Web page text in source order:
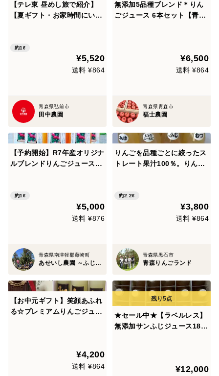
【テレ東 昼めし旅で紹介】
【夏ギフト・お家時間にいか
本SET 【内熨斗対応可】
約1ℓ
¥5,520
送料 ¥864
青森県弘前市
田中農園
無添加5品種ブレンド＊りん
ごジュース 6本セット【青森
¥6,500
送料 ¥864
青森県青森市
福士農園
【予約開始】R7年産オリジナ
ルブレンドりんごジュース！
約1ℓ
¥5,000
送料 ¥876
青森県南津軽郡藤崎町
あせいし農園 ～ふじりんごの故郷～
りんごを品種ごとに絞ったス
トレート果汁100％。りんご
約2.2ℓ
¥3,800
送料 ¥864
青森県黒石市
青森りんごランド
【お中元ギフト】笑顔あふれ
る☆プレミアムりんごジュー
¥4,200
送料 ¥864
★セール中★【ラベルレス】
無添加サンふじジュース180
¥12,000